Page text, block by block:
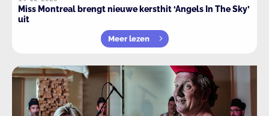
Miss Montreal brengt nieuwe kersthit ‘Angels In The Sky’
uit
Meer lezen